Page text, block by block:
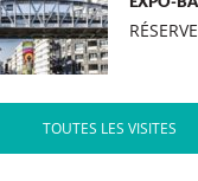
TOUTES LES VISITES